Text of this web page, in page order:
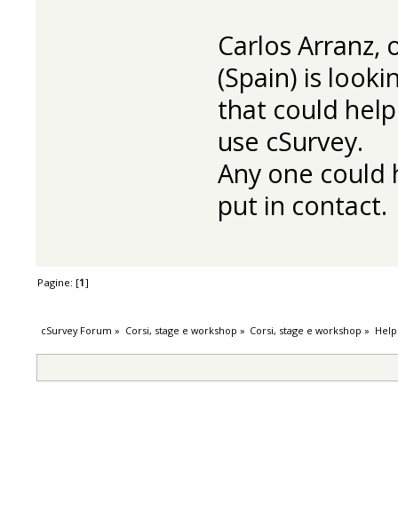
Carlos Arranz,
(Spain) is
that could
use cSurvey.
Any one could
put in contact.
Pagine: [1]
cSurvey Forum » Corsi, stage e workshop » Corsi, stage e workshop »